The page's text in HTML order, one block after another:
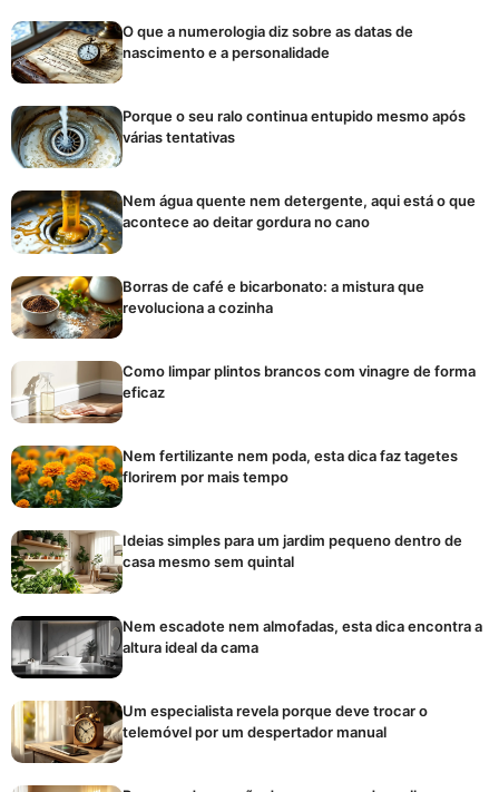
O que a numerologia diz sobre as datas de
nascimento e a personalidade
Porque o seu ralo continua entupido mesmo após
várias tentativas
Nem água quente nem detergente, aqui está o que
acontece ao deitar gordura no cano
Borras de café e bicarbonato: a mistura que
revoluciona a cozinha
Como limpar plintos brancos com vinagre de forma
eficaz
Nem fertilizante nem poda, esta dica faz tagetes
florirem por mais tempo
Ideias simples para um jardim pequeno dentro de
casa mesmo sem quintal
Nem escadote nem almofadas, esta dica encontra a
altura ideal da cama
Um especialista revela porque deve trocar o
telemóvel por um despertador manual